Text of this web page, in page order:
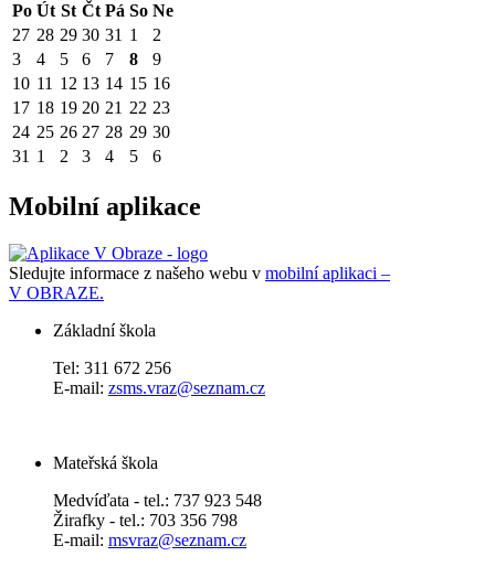
Po Út St Čt Pá So Ne
27 28 29 30 31 1
2
3
4 5 6 7 8
9
10 11 12 13 14 15 16
17 18 19 20 21 22 23
24 25 26 27 28 29 30
31 1 2 3 4 5 6
Mobilní aplikace
Sledujte informace z našeho webu v mobilní aplikaci –
V OBRAZE.
Základní škola
Tel: 311 672 256
E-mail: zsms.vraz@seznam.cz
Mateřská škola
Medvíďata - tel.: 737 923 548
Žirafky - tel.: 703 356 798
E-mail: msvraz@seznam.cz